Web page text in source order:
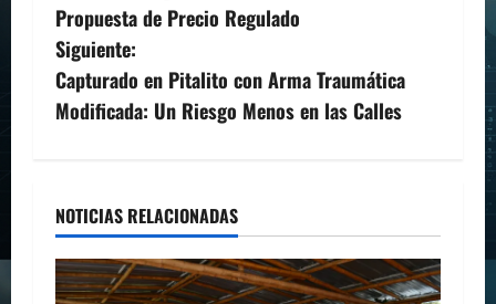
v
e
g
c
i
Propuesta de Precio Regulado
Siguiente:
Capturado en Pitalito con Arma Traumática
Modificada: Un Riesgo Menos en las Calles
NOTICIAS RELACIONADAS